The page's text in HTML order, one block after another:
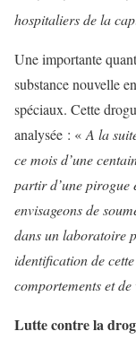
hospitaliers de la
Une importante
substance nouvelle
spéciaux. Cette
analysée : « A la
ce mois d’une
partir d’une pirogue
envisageons de
dans un laboratoire
identification de
comportements et de
Lutte contre la